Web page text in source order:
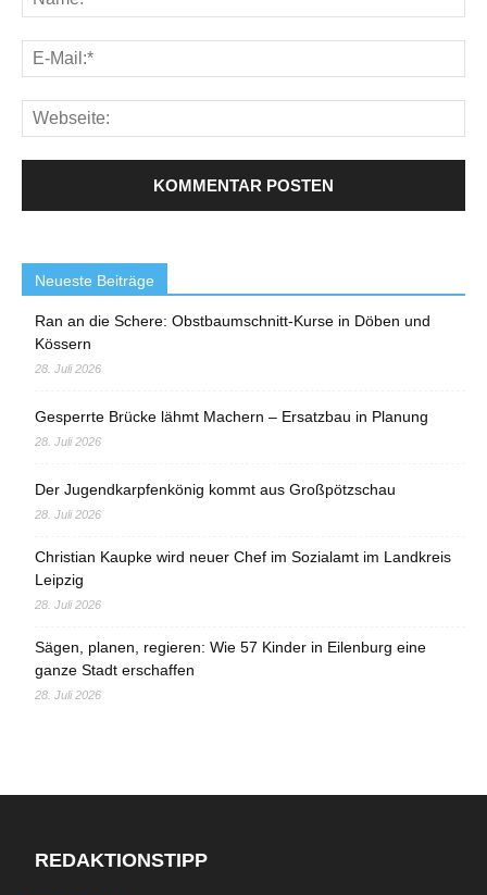
Neueste Beiträge
Ran an die Schere: Obstbaumschnitt-Kurse in Döben und
Kössern
28. Juli 2026
Gesperrte Brücke lähmt Machern – Ersatzbau in Planung
28. Juli 2026
Der Jugendkarpfenkönig kommt aus Großpötzschau
28. Juli 2026
Christian Kaupke wird neuer Chef im Sozialamt im Landkreis
Leipzig
28. Juli 2026
Sägen, planen, regieren: Wie 57 Kinder in Eilenburg eine
ganze Stadt erschaffen
28. Juli 2026
REDAKTIONSTIPP